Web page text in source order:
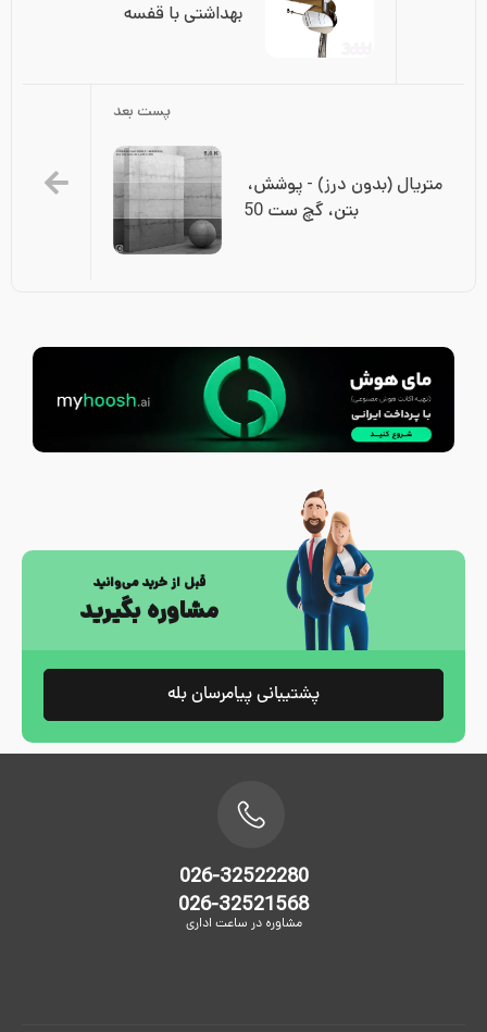
بهداشتی با قفسه
پست بعد
بتن، گچ ست 50
قبل از خرید می‌وانید
مشاوره بگیرید
پشتیبانی پیامرسان بله
026-32522280
026-32521568
مشاوره در ساعت اداری